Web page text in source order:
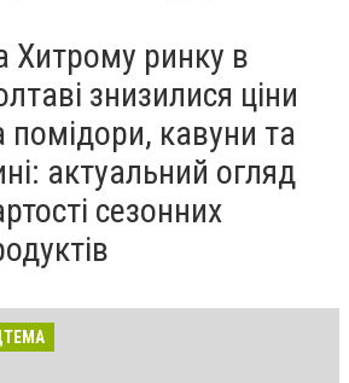
Хитрому ринку в
знизилися ціни
помідори, кавуни та
актуальний огляд
сезонних